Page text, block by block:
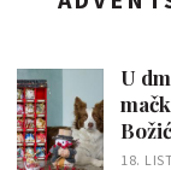
U
18.